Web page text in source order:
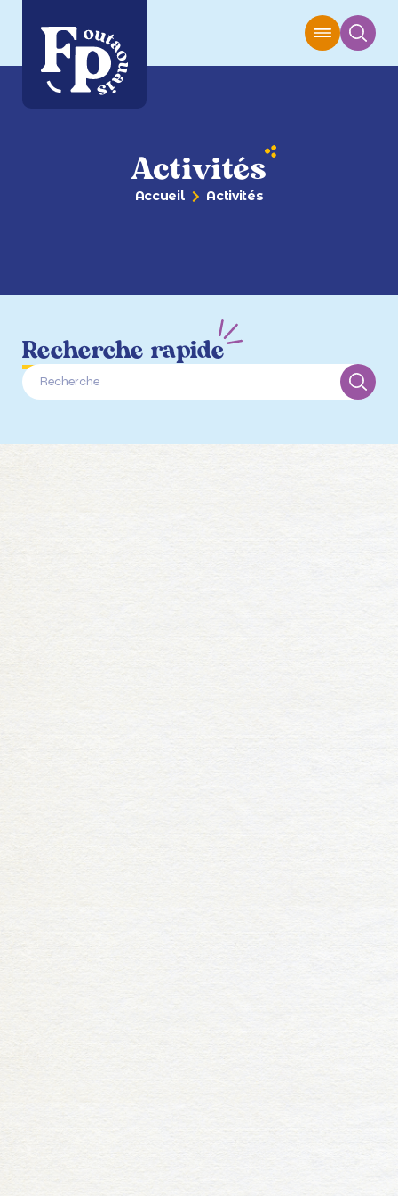
Activités
Accueil Activités
Recherche rapide